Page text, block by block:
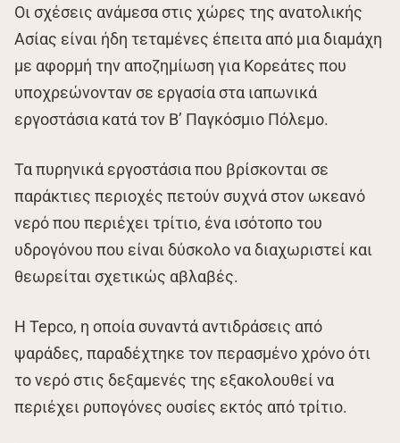
Οι σχέσεις ανάμεσα στις χώρες της ανατολικής
Ασίας είναι ήδη τεταμένες έπειτα από μια διαμάχη
με αφορμή την αποζημίωση για Κορεάτες που
υποχρεώνονταν σε εργασία στα ιαπωνικά
εργοστάσια κατά τον Β’ Παγκόσμιο Πόλεμο.
Τα πυρηνικά εργοστάσια που βρίσκονται σε
παράκτιες περιοχές πετούν συχνά στον ωκεανό
νερό που περιέχει τρίτιο, ένα ισότοπο του
υδρογόνου που είναι δύσκολο να διαχωριστεί και
θεωρείται σχετικώς αβλαβές.
Η Tepco, η οποία συναντά αντιδράσεις από
ψαράδες, παραδέχτηκε τον περασμένο χρόνο ότι
το νερό στις δεξαμενές της εξακολουθεί να
περιέχει ρυπογόνες ουσίες εκτός από τρίτιο.